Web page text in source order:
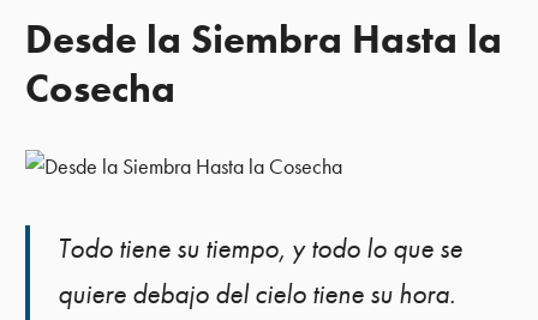
Desde la Siembra Hasta la
Cosecha
Todo tiene su tiempo, y todo lo que se
quiere debajo del cielo tiene su hora.